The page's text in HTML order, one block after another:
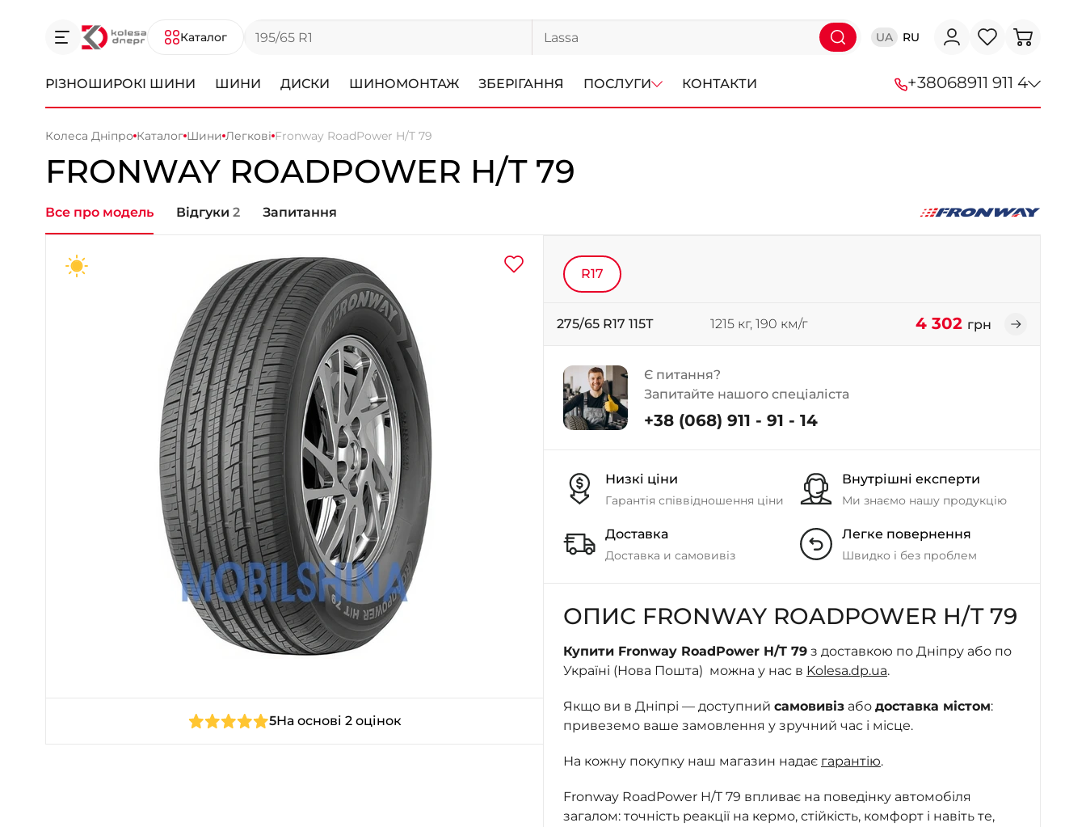
Каталог UA RU
РІЗНОШИРОКІ ШИНИ ШИНИ ДИСКИ ШИНОМОНТАЖ ЗБЕРІГАННЯ ПОСЛУГИ КОНТАКТИ +38068911 911 4
+38 (098) 911-911-0
- на Тополі
- Щепкіна
+38 (099)-643-33-77
+38 (068)-923-74-19
- Калинова
Колеса Дніпро Каталог Шини Легкові Fronway RoadPower H/T 79
FRONWAY ROADPOWER H/T 79
Все про модель Відгуки 2 Запитання
5На основі 2 оцінок
R17
275/65 R17 115T 1215 кг, 190 км/г 4 302 грн
Є питання?
Запитайте нашого спеціаліста
+38 (068) 911 - 91 - 14
Низкі ціни
Гарантія співвідношення ціни
Внутрішні експерти
Ми знаємо нашу продукцію
Доставка
Доставка и самовивіз
Легке повернення
Швидко і без проблем
ОПИС FRONWAY ROADPOWER H/T 79
Купити Fronway RoadPower H/T 79 з доставкою по Дніпру або по
Україні (Нова Пошта) можна у нас в Kolesa.dp.ua.
Якщо ви в Дніпрі — доступний самовивіз або доставка містом:
привеземо ваше замовлення у зручний час і місце.
На кожну покупку наш магазин надає гарантію.
Fronway RoadPower H/T 79 впливає на поведінку автомобіля
загалом: точність реакції на кермо, стійкість, комфорт і навіть те,